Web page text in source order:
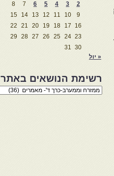
2
3
4
5
6
7
8
9
10
11
12
13
14
15
16
17
18
19
20
21
22
23
24
25
26
27
28
29
30
31
« יול
רשימת הנושאים באתר
רשימת
הנושאים